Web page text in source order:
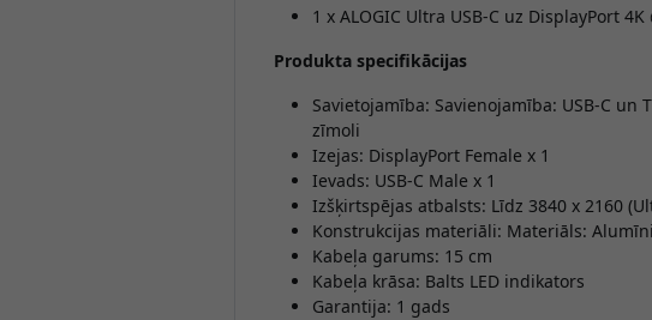
1 x ALOGIC Ultra USB-C uz DisplayPort
Produkta specifikācijas
Savietojamība: Savienojamība: USB-C
zīmoli
Izejas: DisplayPort Female x 1
Ievads: USB-C Male x 1
Izšķirtspējas atbalsts: Līdz 3840 x 2160
Konstrukcijas materiāli: Materiāls:
Kabeļa garums: 15 cm
Kabeļa krāsa: Balts LED indikators
Garantija: 1 gads